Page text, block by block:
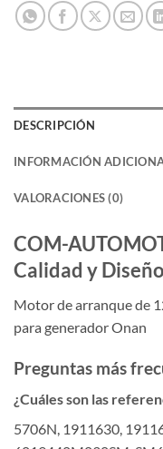
DESCRIPCIÓN
INFORMACIÓN
VALORACIONES (0)
COM-
Calidad y
Motor de arranque de
para generador Onan
Preguntas más
¿Cuáles son las
5706N, 1911630,